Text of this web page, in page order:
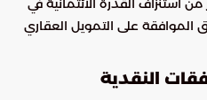
استنزاف القدرة الائتمانية في
الموافقة على التمويل العقاري